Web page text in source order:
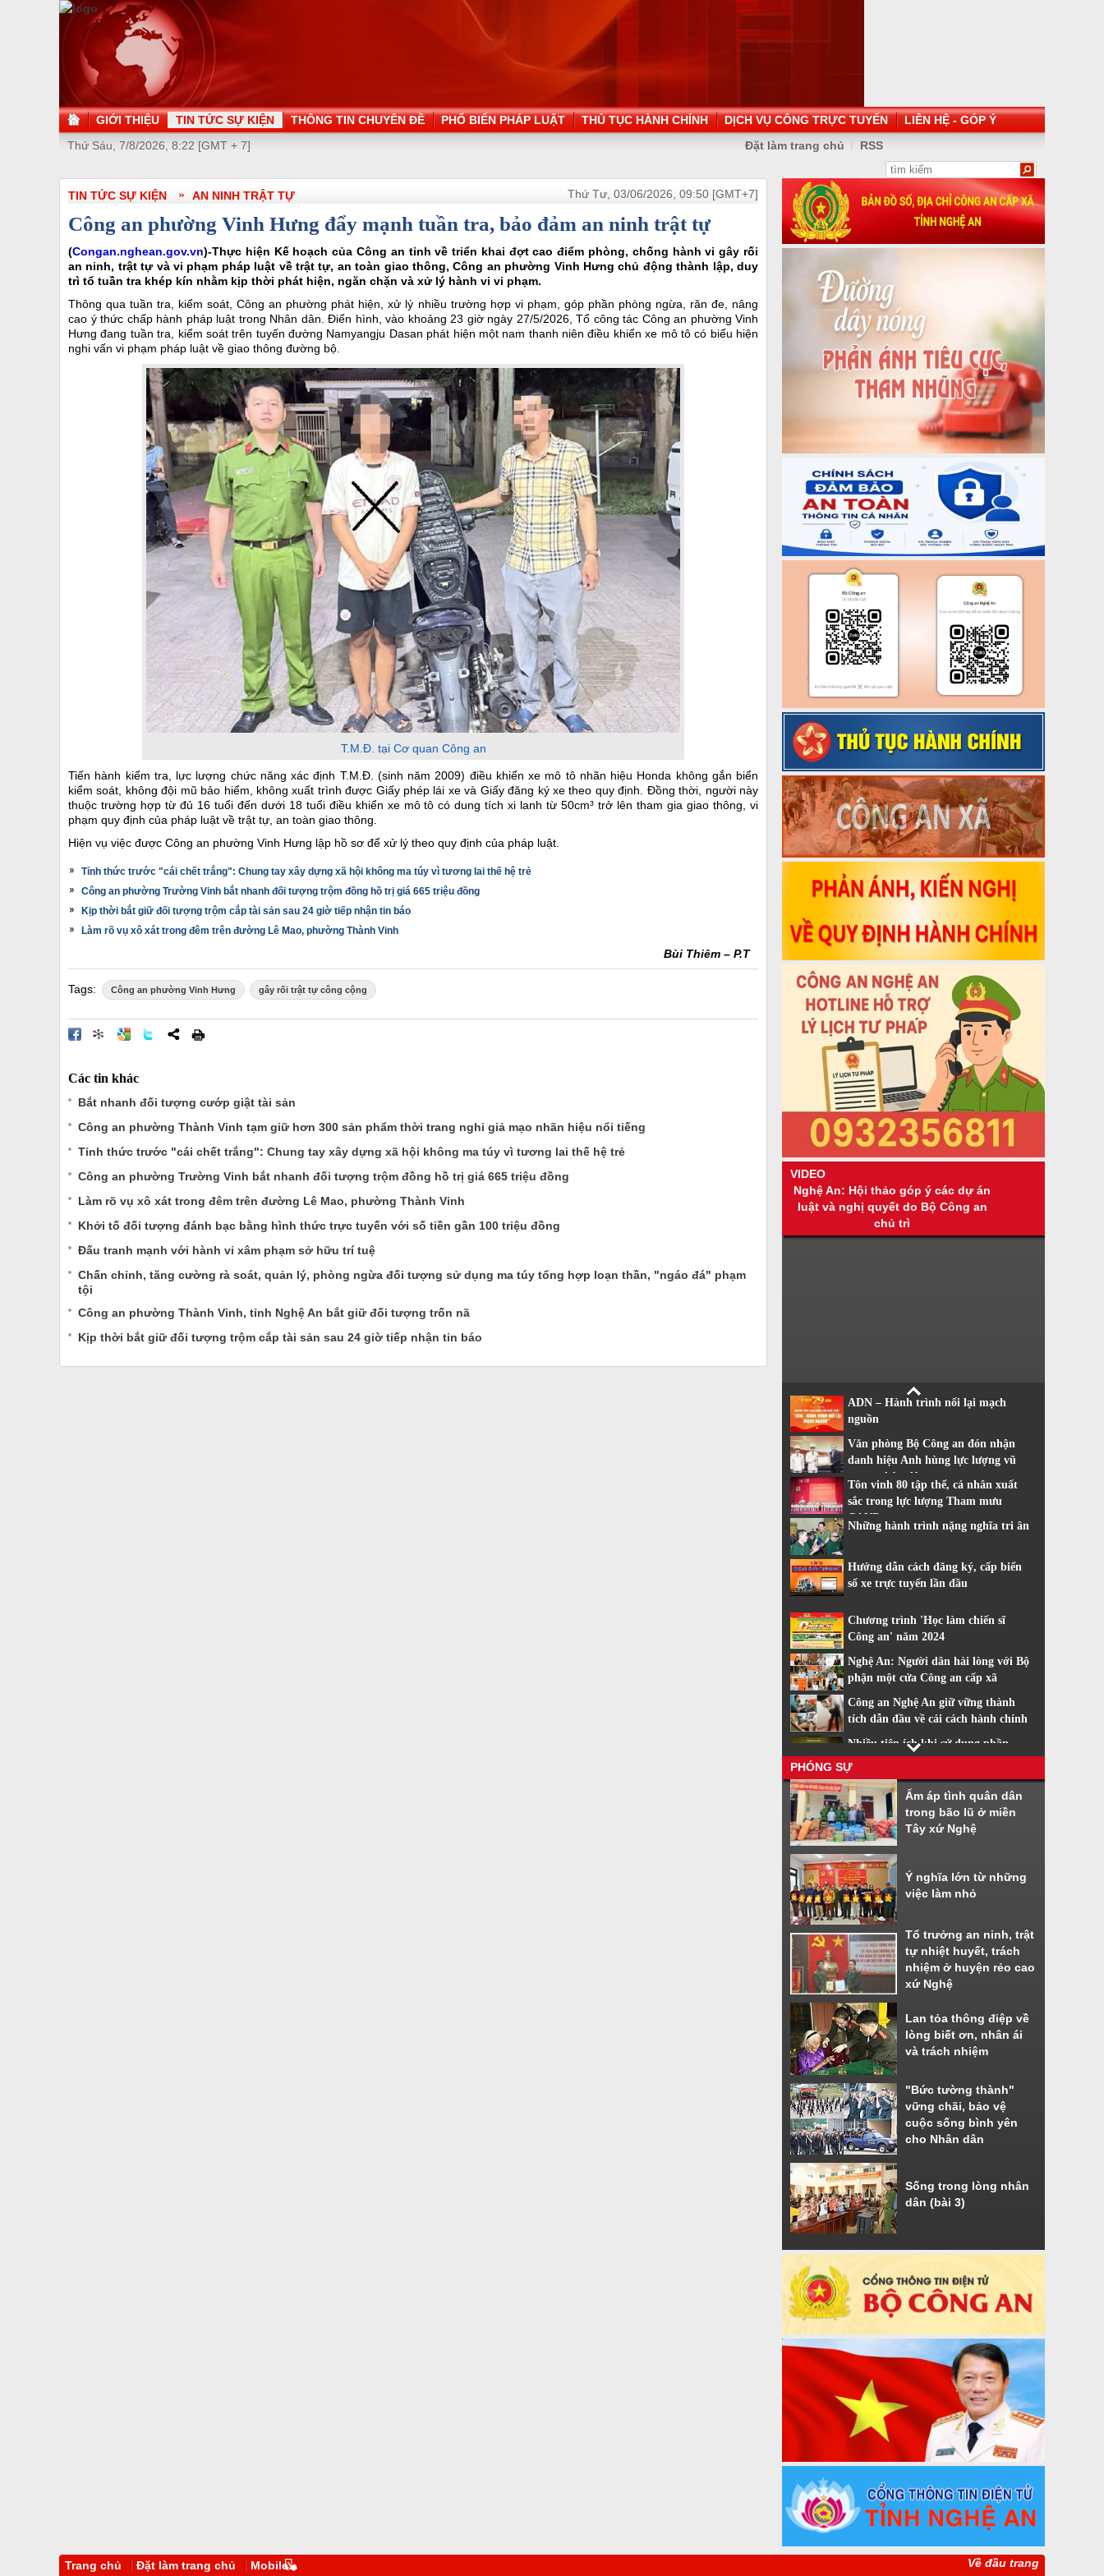
GIỚI THIỆU TIN TỨC SỰ KIỆN THÔNG TIN CHUYÊN ĐỀ PHỔ BIẾN PHÁP LUẬT THỦ TỤC HÀNH CHÍNH DỊCH VỤ CÔNG TRỰC TUYẾN
LIÊN HỆ - GÓP Ý
Thứ Sáu, 7/8/2026, 8:22 [GMT + 7]
Đặt làm trang chủ RSS
TIN TỨC SỰ KIỆN AN NINH TRẬT TỰ Thứ Tư, 03/06/2026, 09:50 [GMT+7]
Công an phường Vinh Hưng đẩy mạnh tuần tra, bảo đảm an ninh trật tự
(Congan.nghean.gov.vn)-Thực hiện Kế hoạch của Công an tỉnh về triển khai đợt cao điểm phòng, chống hành vi gây rối
an ninh, trật tự và vi phạm pháp luật về trật tự, an toàn giao thông, Công an phường Vinh Hưng chủ động thành lập, duy
trì tổ tuần tra khép kín nhằm kịp thời phát hiện, ngăn chặn và xử lý hành vi vi phạm.
Thông qua tuần tra, kiểm soát, Công an phường phát hiện, xử lý nhiều trường hợp vi phạm, góp phần phòng ngừa, răn đe, nâng
cao ý thức chấp hành pháp luật trong Nhân dân. Điển hình, vào khoảng 23 giờ ngày 27/5/2026, Tổ công tác Công an phường Vinh
Hưng đang tuần tra, kiểm soát trên tuyến đường Namyangju Dasan phát hiện một nam thanh niên điều khiển xe mô tô có biểu hiện
nghi vấn vi phạm pháp luật về giao thông đường bộ.
T.M.Đ. tại Cơ quan Công an
Tiến hành kiểm tra, lực lượng chức năng xác định T.M.Đ. (sinh năm 2009) điều khiển xe mô tô nhãn hiệu Honda không gắn biển
kiểm soát, không đội mũ bảo hiểm, không xuất trình được Giấy phép lái xe và Giấy đăng ký xe theo quy định. Đồng thời, người này
thuộc trường hợp từ đủ 16 tuổi đến dưới 18 tuổi điều khiển xe mô tô có dung tích xi lanh từ 50cm³ trở lên tham gia giao thông, vi
phạm quy định của pháp luật về trật tự, an toàn giao thông.
Hiện vụ việc được Công an phường Vinh Hưng lập hồ sơ để xử lý theo quy định của pháp luật.
Tỉnh thức trước "cái chết trắng": Chung tay xây dựng xã hội không ma túy vì tương lai thế hệ trẻ
Công an phường Trường Vinh bắt nhanh đối tượng trộm đồng hồ trị giá 665 triệu đồng
Kịp thời bắt giữ đối tượng trộm cắp tài sản sau 24 giờ tiếp nhận tin báo
Làm rõ vụ xô xát trong đêm trên đường Lê Mao, phường Thành Vinh
Bùi Thiêm – P.T
Tags: Công an phường Vinh Hưng gây rối trật tự công cộng
Các tin khác
Bắt nhanh đối tượng cướp giật tài sản
Công an phường Thành Vinh tạm giữ hơn 300 sản phẩm thời trang nghi giả mạo nhãn hiệu nổi tiếng
Tỉnh thức trước "cái chết trắng": Chung tay xây dựng xã hội không ma túy vì tương lai thế hệ trẻ
Công an phường Trường Vinh bắt nhanh đối tượng trộm đồng hồ trị giá 665 triệu đồng
Làm rõ vụ xô xát trong đêm trên đường Lê Mao, phường Thành Vinh
Khởi tố đối tượng đánh bạc bằng hình thức trực tuyến với số tiền gần 100 triệu đồng
Đấu tranh mạnh với hành vi xâm phạm sở hữu trí tuệ
Chấn chỉnh, tăng cường rà soát, quản lý, phòng ngừa đối tượng sử dụng ma túy tổng hợp loạn thần, "ngáo đá" phạm
tội
Công an phường Thành Vinh, tỉnh Nghệ An bắt giữ đối tượng trốn nã
Kịp thời bắt giữ đối tượng trộm cắp tài sản sau 24 giờ tiếp nhận tin báo
VIDEO
Nghệ An: Hội thảo góp ý các dự án
luật và nghị quyết do Bộ Công an
chủ trì
ADN – Hành trình nối lại mạch
nguồn
Văn phòng Bộ Công an đón nhận
danh hiệu Anh hùng lực lượng vũ
trang nhân dân
Tôn vinh 80 tập thể, cá nhân xuất
sắc trong lực lượng Tham mưu
CAND
Những hành trình nặng nghĩa tri ân
Hướng dẫn cách đăng ký, cấp biển
số xe trực tuyến lần đầu
Chương trình 'Học làm chiến sĩ
Công an' năm 2024
Nghệ An: Người dân hài lòng với Bộ
phận một cửa Công an cấp xã
Công an Nghệ An giữ vững thành
tích dẫn đầu về cải cách hành chính
Nhiều tiện ích khi sử dụng phần
mềm VNeiD
Cách đăng ký tài khoản định danh
điện tử
PHÓNG SỰ
Ấm áp tình quân dân
trong bão lũ ở miền
Tây xứ Nghệ
Ý nghĩa lớn từ những
việc làm nhỏ
Tổ trưởng an ninh, trật
tự nhiệt huyết, trách
nhiệm ở huyện rẻo cao
xứ Nghệ
Lan tỏa thông điệp về
lòng biết ơn, nhân ái
và trách nhiệm
"Bức tường thành"
vững chãi, bảo vệ
cuộc sống bình yên
cho Nhân dân
Sống trong lòng nhân
dân (bài 3)
Trang chủ Đặt làm trang chủ Mobile Về đầu trang